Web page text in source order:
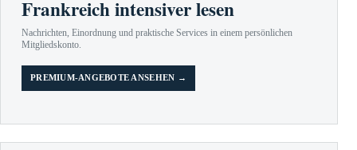
Frankreich intensiver lesen
Nachrichten, Einordnung und praktische Services in einem persönlichen
Mitgliedskonto.
PREMIUM-ANGEBOTE ANSEHEN →